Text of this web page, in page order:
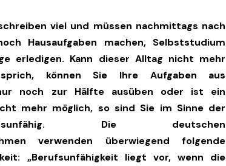
viel und müssen nachmittags nach
Hausaufgaben machen, Selbststudium
erledigen. Kann dieser Alltag nicht mehr
können Sie Ihre Aufgaben aus
noch zur Hälfte ausüben oder ist ein
mehr möglich, so sind Sie im Sinne der
Die deutschen
verwenden überwiegend folgende
„Berufsunfähigkeit liegt vor, wenn die